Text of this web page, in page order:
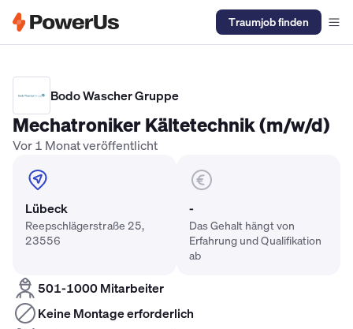
Traumjob finden
Bodo Wascher Gruppe
Mechatroniker Kältetechnik (m/w/d)
Vor 1 Monat veröffentlicht
Lübeck
Reepschlägerstraße 25,
23556
-
Das Gehalt hängt von
Erfahrung und Qualifikation
ab
501-1000 Mitarbeiter
Keine Montage erforderlich